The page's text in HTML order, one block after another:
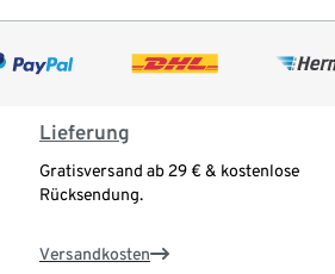
Lieferung
Gratisversand ab 29 € & kostenlose
Rücksendung.
Versandkosten